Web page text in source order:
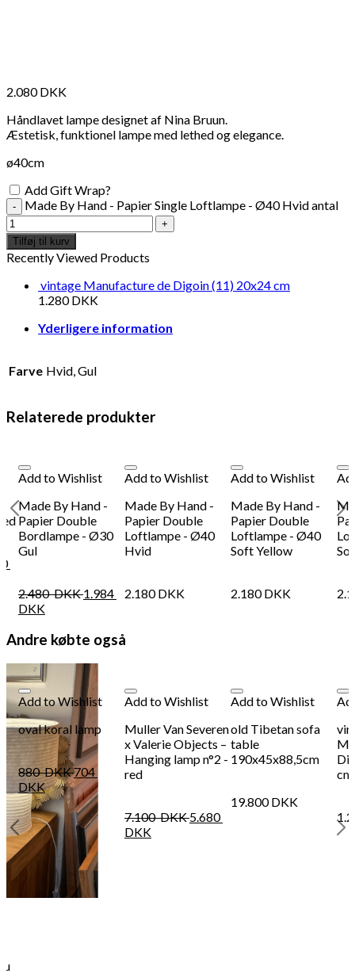
2.080DKK
Håndlavet lampe designet af Nina Bruun.
Æstetisk, funktionel lampe med lethed og elegance.
ø40cm
Add Gift Wrap?
Made By Hand - Papier Single Loftlampe - Ø40 Hvid antal
Tilføj til kurv
Recently Viewed Products
vintage Manufacture de Digoin (11) 20x24 cm
1.280DKK
Yderligere information
Farve Hvid, Gul
Relaterede produkter
Add to Wishlist
Made By Hand -
Papier Double
Bordlampe - Ø30
Gul
2.480DKK 1.984
DKK
Add to Wishlist
Made By Hand -
Papier Double
Loftlampe - Ø40
Hvid
2.180DKK
Add to Wishlist
Made By Hand -
Papier Double
Loftlampe - Ø40
Soft Yellow
2.180DKK
Andre købte også
Add to Wishlist
oval koral lamp
880DKK704
DKK
Add to Wishlist
Muller Van Severen
x Valerie Objects –
Hanging lamp n°2 -
red
7.100DKK 5.680
DKK
Add to Wishlist
old Tibetan sofa
table
190x45x88,5cm
19.800DKK
cm